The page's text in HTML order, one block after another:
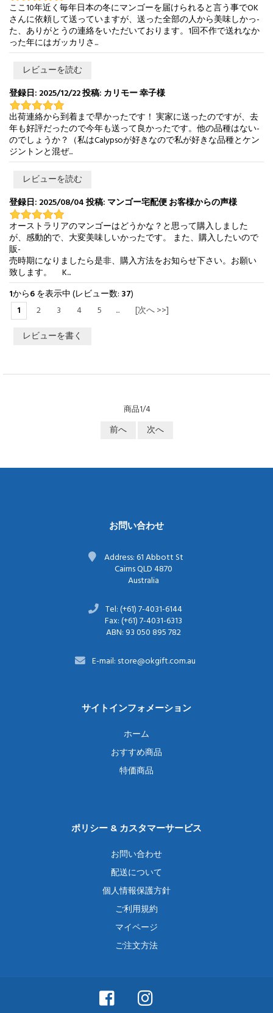
ここ10年近く毎年日本の冬にマンゴーを届けられると言う事でOK
さんに依頼して送っていますが、送った全部の人から美味しかっ-
た、ありがとうの連絡をいただいております。1回不作で送れなか
った年にはガッカリさ...
レビューを読む
登録日: 2025/12/22 投稿: カリモー 幸子様
出荷連絡から到着まで早かったです！ 実家に送ったのですが、去
年も好評だったので今年も送って良かったです。他の品種はない-
のでしょうか？（私はCalypsoが好きなので私が好きな品種とケン
ジントンと混ぜ...
レビューを読む
登録日: 2025/08/04 投稿: マンゴー宅配便 お客様からの声様
オーストラリアのマンゴーはどうかな？と思って購入しました
が、感動的で、大変美味しいかったです。 また、購入したいので
販-
売時期になりましたら是非、購入方法をお知らせ下さい。お願い
致します。 K...
1から6を表示中 (レビュー数: 37)
1
2 3 4 5 ...
[次へ >>]
レビューを書く
商品1/4
前へ 次へ
お問い合わせ
Address: 61 Abbott St
Cairns QLD 4870
Australia
Tel: (+61) 7-4031-6144
Fax: (+61) 7-4031-6313
ABN: 93 050 895 782
E-mail: store@okgift.com.au
サイトインフォメーション
ホーム
おすすめ商品
特価商品
ポリシー & カスタマーサービス
お問い合わせ
配送について
個人情報保護方針
ご利用規約
マイページ
ご注文方法